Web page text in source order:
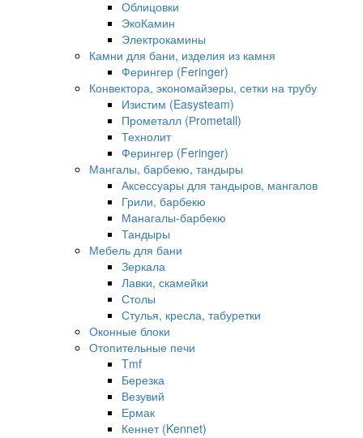
Облицовки
ЭкоКамин
Электрокамины
Камни для бани, изделия из камня
Ферингер (Feringer)
Конвектора, экономайзеры, сетки на трубу
Изистим (Easysteam)
Прометалл (Рrometall)
Технолит
Ферингер (Feringer)
Мангалы, барбекю, тандыры
Аксессуары для тандыров, мангалов
Грили, барбекю
Манагалы-барбекю
Тандыры
Мебель для бани
Зеркала
Лавки, скамейки
Столы
Стулья, кресла, табуретки
Оконные блоки
Отопительные печи
Tmf
Березка
Везувий
Ермак
Кеннет (Kennet)